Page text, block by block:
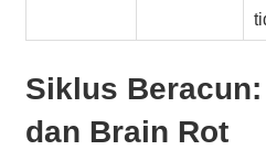
Siklus
dan Brain Rot